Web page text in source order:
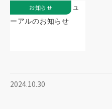
2024.10.30
お知らせ